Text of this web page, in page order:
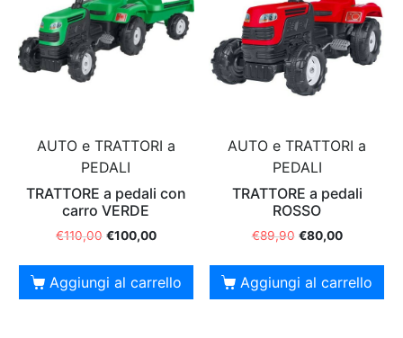
AUTO e TRATTORI a
PEDALI
TRATTORE a pedali con
carro VERDE
€110,00 €100,00
Aggiungi al carrello
AUTO e TRATTORI a
PEDALI
TRATTORE a pedali
ROSSO
€89,90 €80,00
Aggiungi al carrello